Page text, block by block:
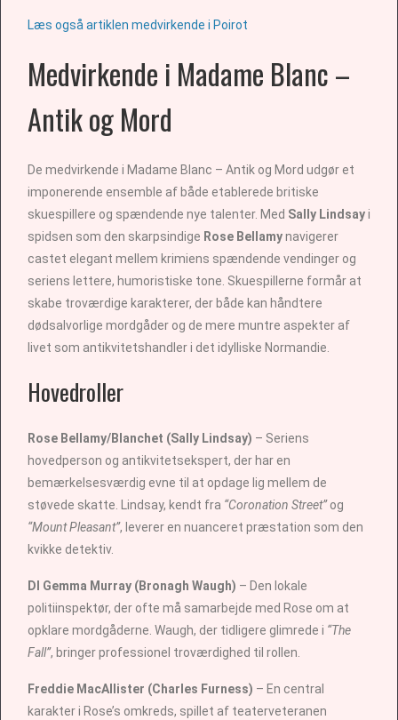
Læs også artiklen medvirkende i Poirot
Medvirkende i Madame Blanc –
Antik og Mord
De medvirkende i Madame Blanc – Antik og Mord udgør et
imponerende ensemble af både etablerede britiske
skuespillere og spændende nye talenter. Med Sally Lindsayi
spidsen som den skarpsindige Rose Bellamynavigerer
castet elegant mellem krimiens spændende vendinger og
seriens lettere, humoristiske tone. Skuespillerne formår at
skabe troværdige karakterer, der både kan håndtere
dødsalvorlige mordgåder og de mere muntre aspekter af
livet som antikvitetshandler i det idylliske Normandie.
Hovedroller
Rose Bellamy/Blanchet (Sally Lindsay) – Seriens
hovedperson og antikvitetsekspert, der har en
bemærkelsesværdig evne til at opdage lig mellem de
støvede skatte. Lindsay, kendt fra “Coronation Street”og
“Mount Pleasant”, leverer en nuanceret præstation som den
kvikke detektiv.
DI Gemma Murray (Bronagh Waugh) – Den lokale
politiinspektør, der ofte må samarbejde med Rose om at
opklare mordgåderne. Waugh, der tidligere glimrede i “The
Fall”, bringer professionel troværdighed til rollen.
Freddie MacAllister (Charles Furness) – En central
karakter i Rose’s omkreds, spillet af teaterveteranen